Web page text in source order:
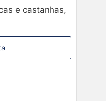
e castanhas,